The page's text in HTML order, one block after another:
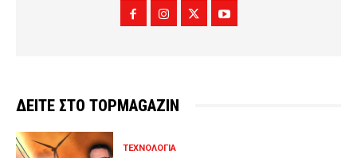
ΔΕΙΤΕ ΣΤΟ TOPMAGAZIN
ΤΕΧΝΟΛΟΓΙΑ